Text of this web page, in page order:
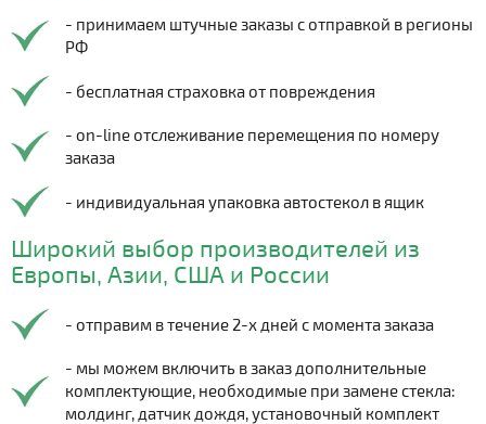
- принимаем штучные заказы с отправкой в регионы
РФ
- бесплатная страховка от повреждения
- on-line отслеживание перемещения по номеру
заказа
- индивидуальная упаковка автостекол в ящик
Широкий выбор производителей из
Европы, Азии, США и России
- отправим в течение 2-х дней с момента заказа
- мы можем включить в заказ дополнительные
комплектующие, необходимые при замене стекла:
молдинг, датчик дождя, установочный комплект